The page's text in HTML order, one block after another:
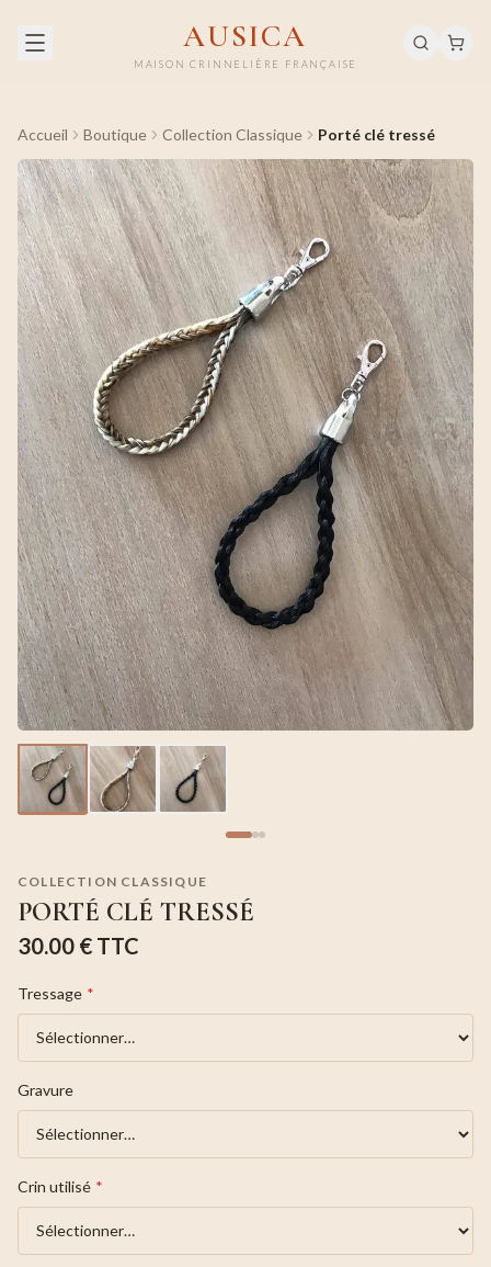
AUSICA
MAISON CRINNELIÈRE FRANÇAISE
Accueil Boutique Collection Classique Porté clé tressé
COLLECTION CLASSIQUE
PORTÉ CLÉ TRESSÉ
30.00 € TTC
Tressage *
Gravure
Crin utilisé *